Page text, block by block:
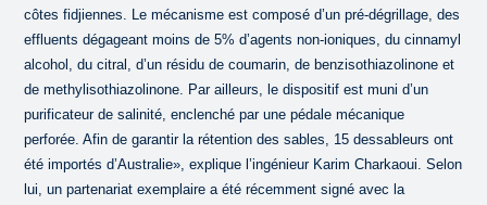
côtes fidjiennes. Le mécanisme est composé d’un pré-dégrillage, des
effluents dégageant moins de 5% d’agents non-ioniques, du cinnamyl
alcohol, du citral, d’un résidu de coumarin, de benzisothiazolinone et
de methylisothiazolinone. Par ailleurs, le dispositif est muni d’un
purificateur de salinité, enclenché par une pédale mécanique
perforée. Afin de garantir la rétention des sables, 15 dessableurs ont
été importés d’Australie», explique l’ingénieur Karim Charkaoui. Selon
lui, un partenariat exemplaire a été récemment signé avec la